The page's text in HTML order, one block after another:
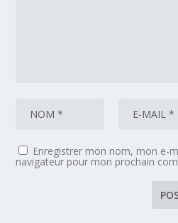
Enregistrer mon nom, mon e-
navigateur pour mon prochain